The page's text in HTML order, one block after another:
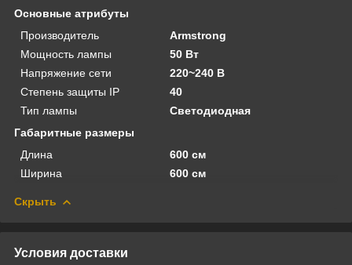
Основные атрибуты
Производитель
Armstrong
Мощность лампы
50 Вт
Напряжение сети
220~240 В
Степень защиты IP
40
Тип лампы
Светодиодная
Габаритные размеры
Длина
600 см
Ширина
600 см
Скрыть
Условия доставки